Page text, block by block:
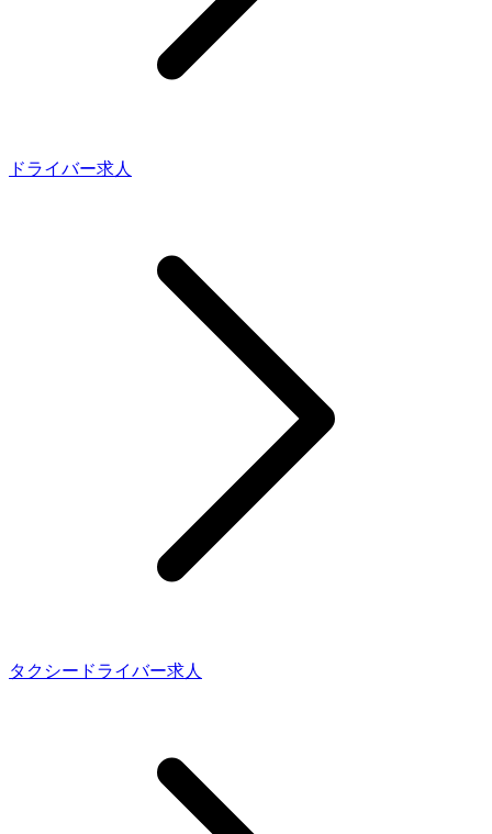
ドライバー求人
タクシードライバー求人